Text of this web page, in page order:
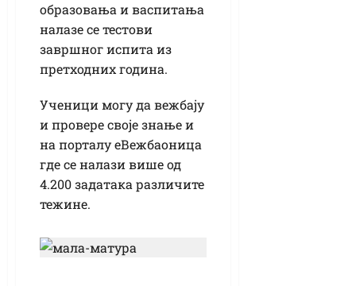
образовања и васпитања
налазе се тестови
завршног испита из
претходних година.
Ученици могу да вежбају
и провере своје знање и
на порталу еВежбаоница
где се налази више од
4.200 задатака различите
тежине.